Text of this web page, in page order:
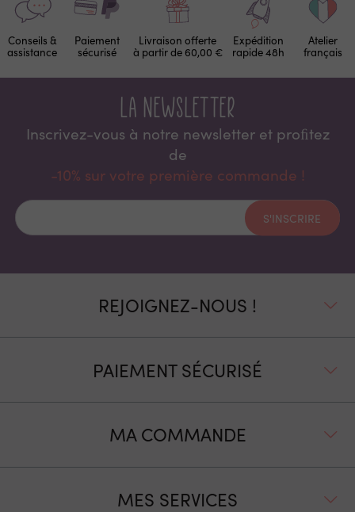
Conseils &
assistance
Paiement
sécurisé
Livraison offerte
à partir de 60,00 €
Expédition
rapide 48h
Atelier
français
La newsletter
Inscrivez-vous à notre newsletter et proﬁtez
de
-10% sur votre première commande !
S'INSCRIRE
REJOIGNEZ-NOUS !
PAIEMENT SÉCURISÉ
MA COMMANDE
MES SERVICES